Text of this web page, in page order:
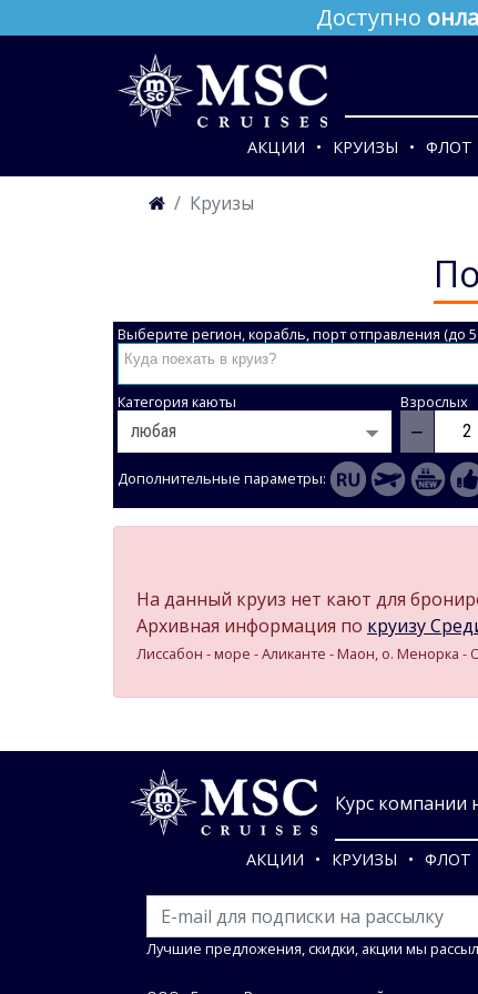
Доступно
АКЦИИ КРУИЗЫ ФЛОТ
Круизы
Выберите регион, корабль, порт отправления (до
Категория каюты Взрослых
−
Дополнительные параметры:
На данный круиз нет кают для
Архивная информация по круизу
Лиссабон - море - Аликанте - Маон, о. Менорка -
Курс компании
АКЦИИ КРУИЗЫ ФЛОТ
Лучшие предложения, скидки, акции мы